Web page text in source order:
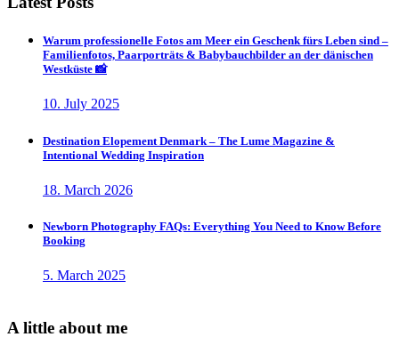
Warum professionelle Fotos am Meer ein Geschenk fürs Leben sind –
Familienfotos, Paarporträts & Babybauchbilder an der dänischen
Westküste 📸
10. July 2025
Destination Elopement Denmark – The Lume Magazine &
Intentional Wedding Inspiration
18. March 2026
Newborn Photography FAQs: Everything You Need to Know Before
Booking
5. March 2025
A little about me